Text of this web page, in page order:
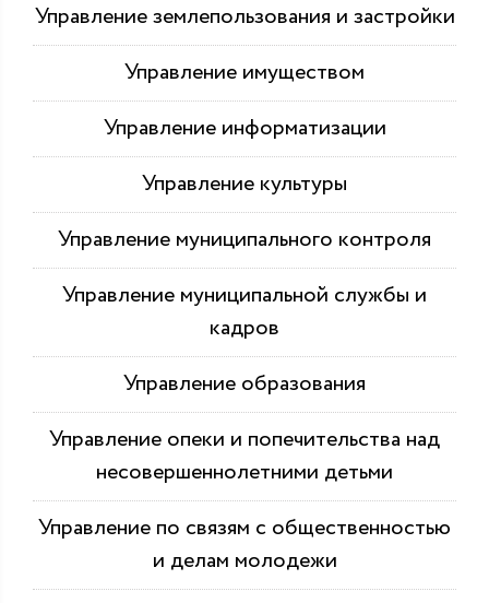
Управление землепользования и застройки
Управление имуществом
Управление информатизации
Управление культуры
Управление муниципального контроля
Управление муниципальной службы и
кадров
Управление образования
Управление опеки и попечительства над
несовершеннолетними детьми
Управление по связям с общественностью
и делам молодежи